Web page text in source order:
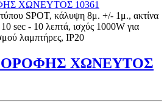
SPOT, κάλυψη 8μ. +/- 1μ., ακτίνα
sec - 10 λεπτά, ισχύς 1000W για
λαμπτήρες, IP20
ΟΡΟΦΗΣ ΧΩΝΕΥΤΟΣ